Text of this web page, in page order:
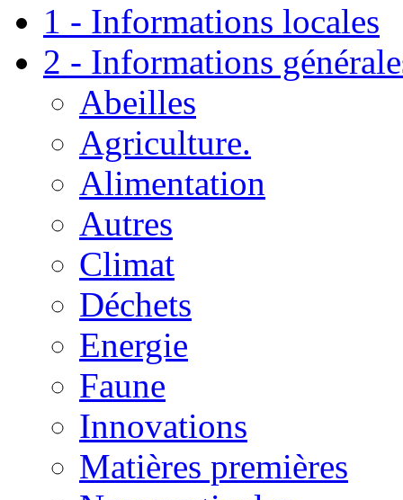
1 - Informations locales
2 - Informations
Abeilles
Agriculture.
Alimentation
Autres
Climat
Déchets
Energie
Faune
Innovations
Matières premières